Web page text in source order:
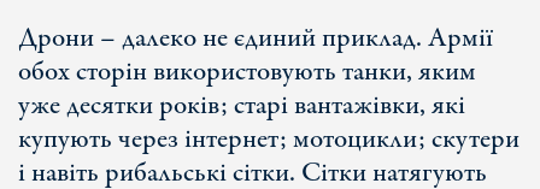
Дрони – далеко не єдиний приклад. Армії
обох сторін використовують танки, яким
уже десятки років; старі вантажівки, які
купують через інтернет; мотоцикли; скутери
і навіть рибальські сітки. Сітки натягують